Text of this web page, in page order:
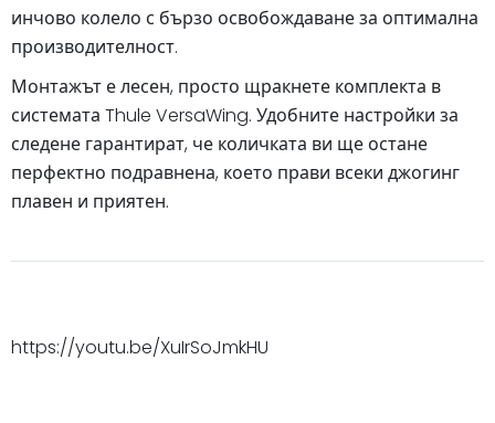
инчово колело с бързо освобождаване за оптимална
производителност.
Монтажът е лесен, просто щракнете комплекта в
системата Thule VersaWing. Удобните настройки за
следене гарантират, че количката ви ще остане
перфектно подравнена, което прави всеки джогинг
плавен и приятен.
https://youtu.be/XuIrSoJmkHU